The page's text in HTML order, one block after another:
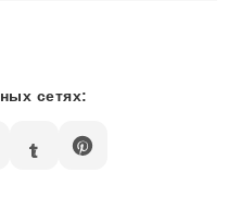
сетях: